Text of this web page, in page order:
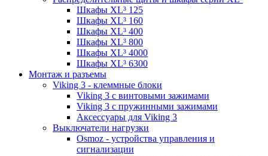
Шкафы XL³ 125
Шкафы XL³ 160
Шкафы XL³ 400
Шкафы XL³ 800
Шкафы XL³ 4000
Шкафы XL³ 6300
Монтаж и разъемы
Viking 3 - клеммные блоки
Viking 3 с винтовыми зажимами
Viking 3 с пружинными зажимами
Аксессуары для Viking 3
Выключатели нагрузки
Osmoz - устройства управления и
сигнализации